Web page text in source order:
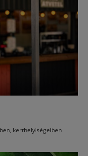
kerthelyiségeiben